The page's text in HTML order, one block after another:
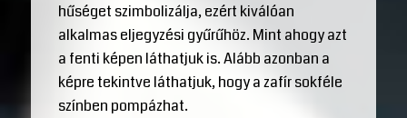
hűséget szimbolizálja, ezért kiválóan
alkalmas eljegyzési gyűrűhöz. Mint ahogy azt
a fenti képen láthatjuk is. Alább azonban a
képre tekintve láthatjuk, hogy a zafír sokféle
színben pompázhat.